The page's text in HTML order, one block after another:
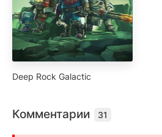
Deep Rock Galactic
Комментарии 31